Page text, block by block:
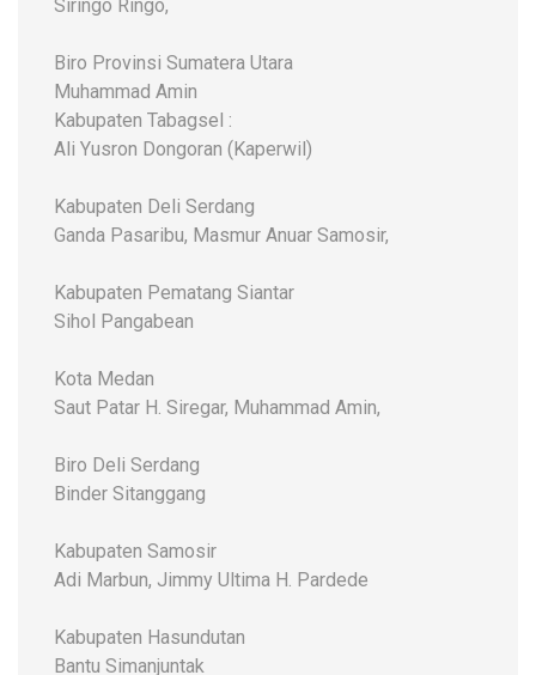
Siringo Ringo,
Biro Provinsi Sumatera Utara
Muhammad Amin
Kabupaten Tabagsel :
Ali Yusron Dongoran (Kaperwil)
Kabupaten Deli Serdang
Ganda Pasaribu, Masmur Anuar Samosir,
Kabupaten Pematang Siantar
Sihol Pangabean
Kota Medan
Saut Patar H. Siregar, Muhammad Amin,
Biro Deli Serdang
Binder Sitanggang
Kabupaten Samosir
Adi Marbun, Jimmy Ultima H. Pardede
Kabupaten Hasundutan
Bantu Simanjuntak